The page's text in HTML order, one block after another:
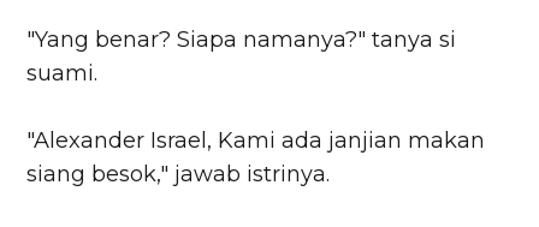
"Yang benar? Siapa namanya?" tanya si
suami.
"Alexander Israel, Kami ada janjian makan
siang besok," jawab istrinya.